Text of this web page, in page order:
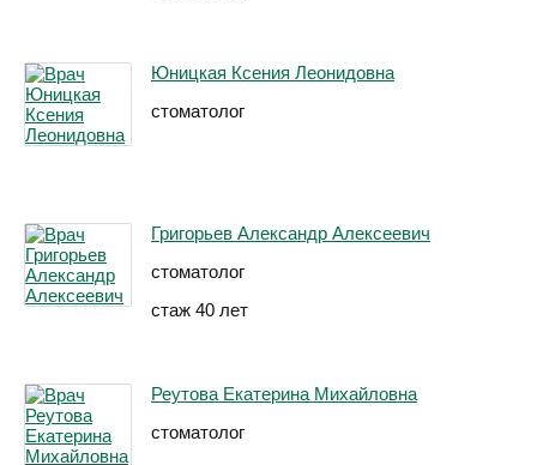
Юницкая Ксения Леонидовна
стоматолог
Григорьев Александр Алексеевич
стоматолог
стаж 40 лет
Реутова Екатерина Михайловна
стоматолог